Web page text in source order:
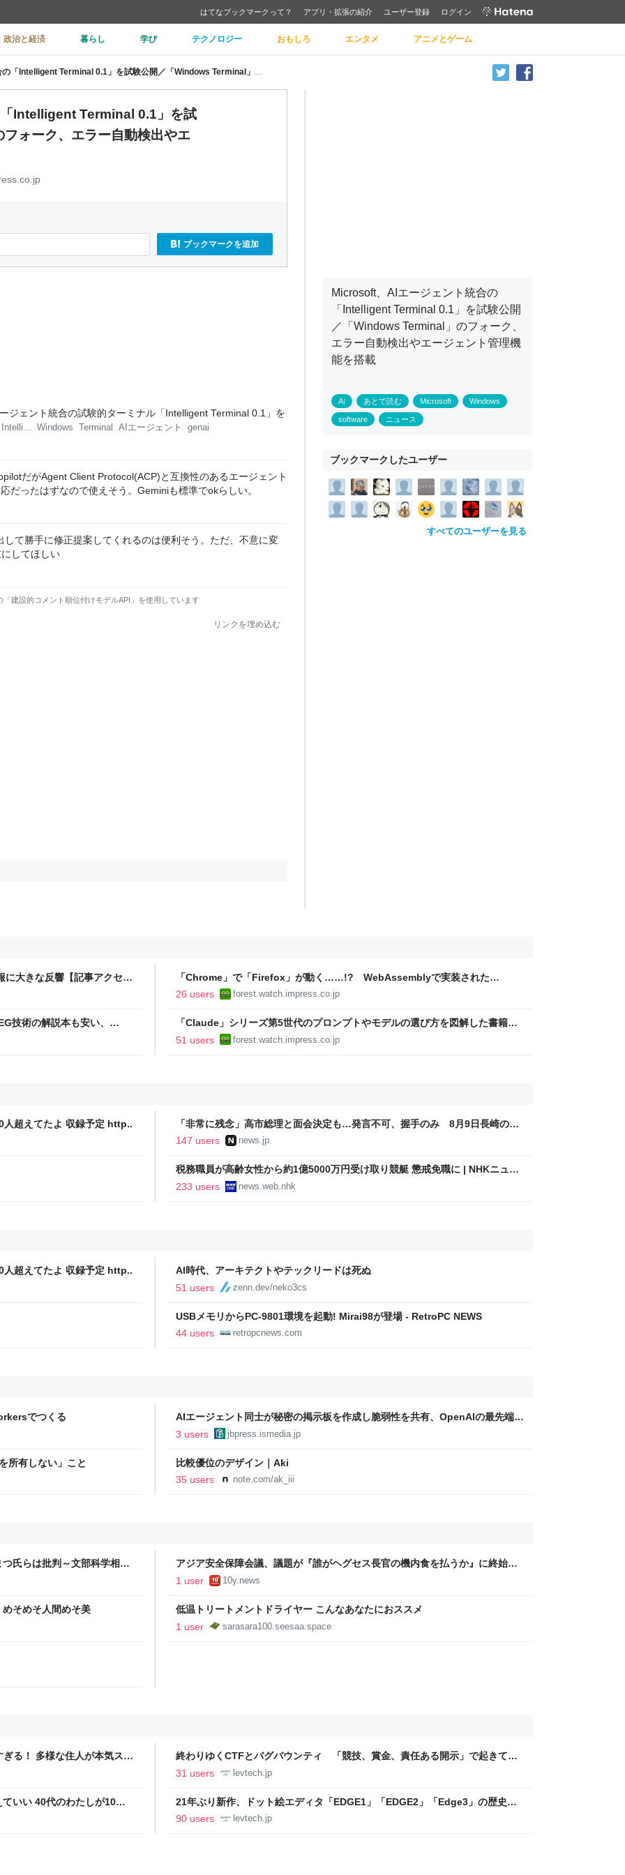
はてなブックマークって？ アプリ・拡張の紹介 ユーザー登録 ログイン
政治と経済 暮らし 学び テクノロジー おもしろ エンタメ アニメとゲーム
Intelligent Terminal 0.1」を試
ォーク、エラー自動検出やエ
ブックマークを追加
ジェント統合の試験的ターミナル「Intelligent Terminal 0.1」を
Intelli... Windows Terminal AIエージェント genai
だがAgent Client Protocol(ACP)と互換性のあるエージェント
だったはずなので使えそう。Geminiも標準でokらしい。
して勝手に修正提案してくれるのは便利そう。ただ、不意に変
してほしい
建設的コメント順位付けモデルAPI」を使用しています
リンクを埋め込む
Microsoft、AIエージェント統合の
「Intelligent Terminal 0.1」を試験公開
／「Windows Terminal」のフォーク、
エラー自動検出やエージェント管理機
能を搭載
AI あとで読む Microsoft Windows
software ニュース
ブックマークしたユーザー
すべてのユーザーを見る
大きな反響【記事アクセス
「Chrome」で「Firefox」が動く……!? WebAssemblyで実装された
「Gecko」エンジン／意味があるかどうかはともかくロマンたっぷり【やじう
26 users forest.watch.impress.co.jp
技術の解説本も安い、
「Claude」シリーズ第5世代のプロンプトやモデルの選び方を図解した書籍が
無償公開／Anthropicの公式ドキュメント2本を日本語で図解した『Claude 5世
51 users forest.watch.impress.co.jp
超えてたよ 収録予定 http..
「非常に残念」高市総理と面会決定も…発言不可、握手のみ 8月9日長崎の被
爆体験者「何のために」 | NEWSjp
147 users news.jp
税務職員が高齢女性から約1億5000万円受け取り競艇 懲戒免職に | NHKニュー
ス
233 users news.web.nhk
超えてたよ 収録予定 http..
AI時代、アーキテクトやテックリードは死ぬ
51 users
zenn.dev/neko3cs
USBメモリからPC-9801環境を起動! Mirai98が登場 - RetroPC NEWS
44 users
retropcnews.com
でつくる
AIエージェント同士が秘密の掲示板を作成し脆弱性を共有、OpenAIの最先端モ
デルが引き起こしたもう一つの“事件” 【生成AI事件簿】消しても2日で復活、
ェイビープレス)
3 users jbpress.ismedia.jp
所有しない」こと
比較優位のデザイン｜Aki
35 users
note.com/ak_iii
氏らは批判～文部科学相は
アジア安全保障会議、議題が『誰がヘグセス長官の機内食を払うか』に終始し
12時間延長
1 user 10y.news
そめそ人間めそ美
低温トリートメントドライヤー こんなあなたにおススメ
1 user
sarasara100.seesaa.space
る！ 多様な住人が本気スキ
終わりゆくCTFとバグバウンティ 「競技、賞金、責任ある開示」で起きてい
ること【フォーカス】 - レバテックLAB
31 users levtech.jp
いい 40代のわたしが10年
21年ぶり新作、ドット絵エディタ「EDGE1」「EDGE2」「Edge3」の歴史に
ついて作者に聞く【フォーカス】 - レバテックLAB
90 users levtech.jp